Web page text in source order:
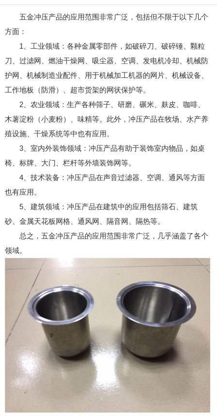
五金冲压产品的应用范围非常广泛，包括但不限于以下几个
方面：
1、工业领域：各种金属零部件，如破碎刀、破碎锤、颗粒
刀、过滤网、燃油干燥网、吸尘器、空调、发电机冷却、机械防
护网、机械制造业配件、用于机械加工机器的网片、机械设备、
工作地板（防滑）、超市货架的网状保护等。
2、农业领域：生产各种筛子、研磨、碾米、麸皮、咖啡、
木薯淀粉（小麦粉）、味精等。此外，冲压产品在牧场、水产养
殖设施、干燥系统等中也有应用。
3、室内外装饰领域：冲压产品有助于装饰室内物品，如桌
椅、标牌、大门、栏杆等外墙装饰网等。
4、技术装备：冲压产品在声音过滤器、空调、通风等方面
也有应用。
5、建筑领域：冲压产品在建筑中的应用包括筛石、建筑
砂、金属天花板网格、通风网、隔音网、隔热等。
总之，五金冲压产品的应用范围非常广泛，几乎涵盖了各个
领域。